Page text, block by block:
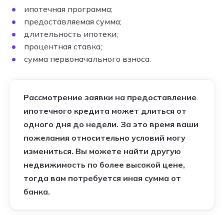
ипотечная программа;
предоставляемая сумма;
длительность ипотеки;
процентная ставка;
сумма первоначального взноса.
Рассмотрение заявки на предоставление
ипотечного кредита может длиться от
одного дня до недели. За это время ваши
пожелания относительно условий могу
измениться. Вы можете найти другую
недвижимость по более высокой цене,
тогда вам потребуется иная сумма от
банка.